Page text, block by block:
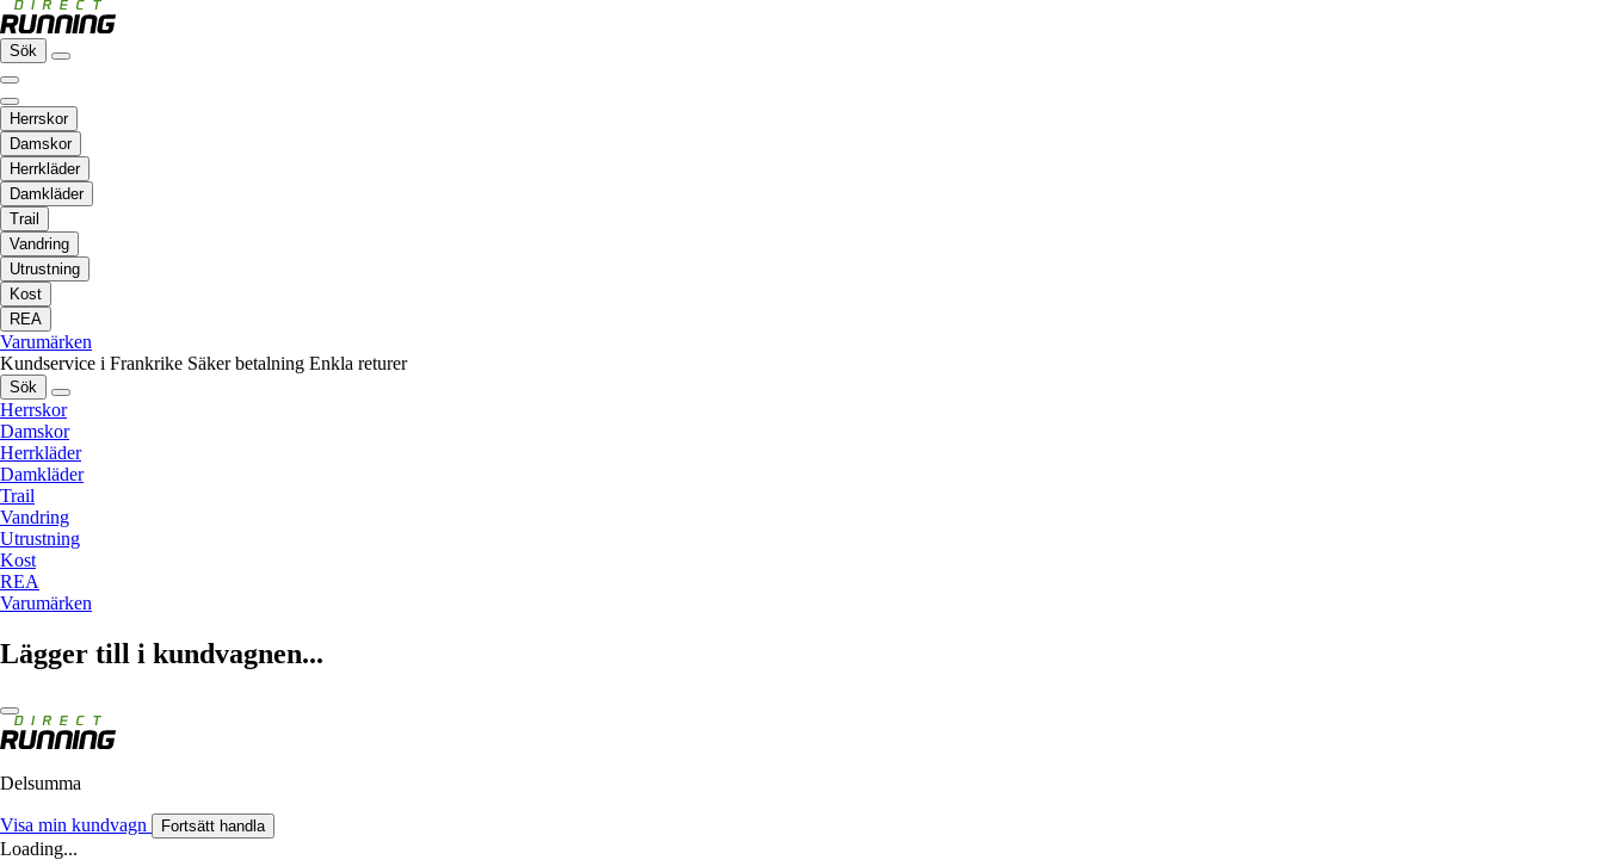
Sök
Herrskor
Damskor
Herrkläder
Damkläder
Trail
Vandring
Utrustning
Kost
REA
Varumärken
Kundservice i Frankrike Säker betalning Enkla returer
Sök
Herrskor
Damskor
Herrkläder
Damkläder
Trail
Vandring
Utrustning
Kost
REA
Varumärken
Lägger till i kundvagnen...
Delsumma
Visa min kundvagn Fortsätt handla
Loading...